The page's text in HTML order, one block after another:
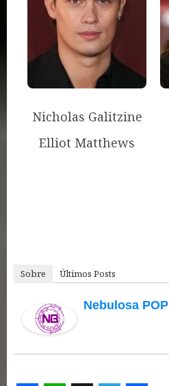
Nicholas Galitzine
Elliot Matthews
Sobre Últimos Posts
Nebulosa POP